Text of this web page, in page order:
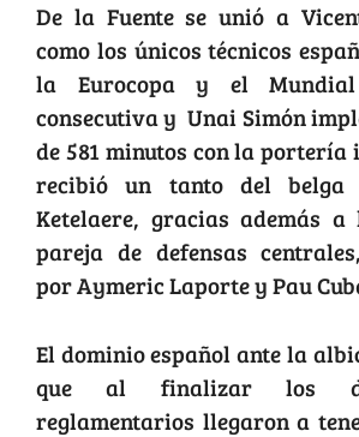
De la Fuente se unió a
como los únicos técnicos
la Eurocopa y el
consecutiva y Unai Simón
de 581 minutos con la portería
recibió un tanto del
Ketelaere, gracias además a
pareja de defensas
por Aymeric Laporte y Pau
El dominio español ante la
que al finalizar los
reglamentarios llegaron a